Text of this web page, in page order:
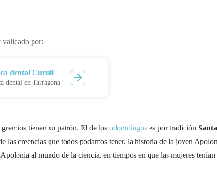
validado por:
dental Curull
dental en Tarragona
tienen su patrón. El de los odontólogoses por tradición
las creencias que todos podamos tener, la historia de la joven
al mundo de la ciencia, en tiempos en que las mujeres